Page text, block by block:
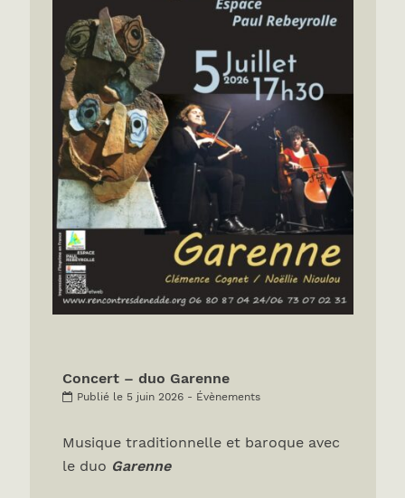
Concert – duo Garenne
Publié le 5 juin 2026 - Évènements
Musique traditionnelle et baroque avec
le duo Garenne